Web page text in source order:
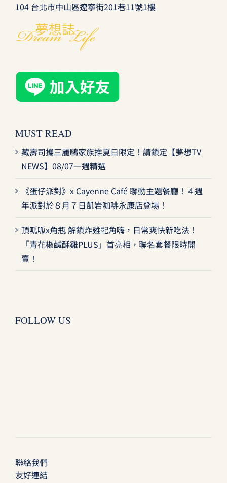
104 台北市中山區遼寧街201巷11號1樓
MUST READ
藏壽司攜三麗鷗家族推夏日限定！請鎖定【夢想TV
NEWS】08/07一週精選
《蛋仔派對》x Cayenne Café 聯動主題餐廳！４週
年派對於８月７日凱岩咖啡永康店登場！
頂呱呱x角瓶 解鎖炸雞配角嗨，日常爽快新吃法！
「青花椒鹹酥雞PLUS」首亮相，聯名套餐限時開
賣！
FOLLOW US
聯絡我們
友好連結